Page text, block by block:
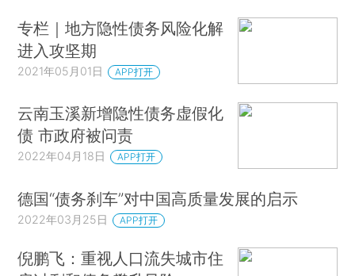
专栏｜地方隐性债务风险化解
进入攻坚期
2021年05月01日 APP打开
云南玉溪新增隐性债务虚假化
债 市政府被问责
2022年04月18日 APP打开
德国“债务刹车”对中国高质量发展的启示
2022年03月25日 APP打开
倪鹏飞：重视人口流失城市住